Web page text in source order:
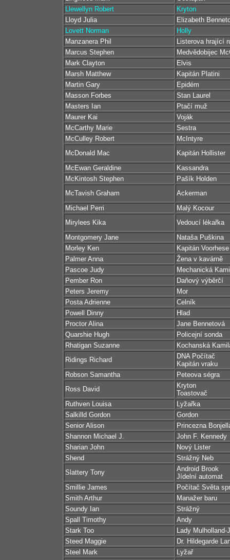
Llewellyn Robert
Kryton
Lloyd Julia
Elizabeth
Lovett Norman
Holly
Manzanera Phil
Listerova hrající
Marcus Stephen
Medvědobijec
Mark Clayton
Elvis
Marsh Matthew
Kapitán Platini
Martin Gary
Epidém
Masson Forbes
Stan Laurel
Masters Ian
Ptačí muž
Maurer Kai
Voják
McCarthy Marie
Sestra
McCulley Robert
McIntyre
McDonald Mac
Kapitán Hollister
McEwan Geraldine
Kassandra
McKintosh Stephen
Pašík Holden
McTavish Graham
Ackerman
Michael Perri
Malý Kocour
Mirylees Kika
Vedoucí lékařka
Montgomery Jane
Nataša Puškina
Morley Ken
Kapitán Voorhese
Palmer Anna
Žena v kavárně
Pascoe Judy
Mechanická
Pember Ron
Daňový výběrčí
Peters Jeremy
Mor
Posta Adrienne
Celník
Powell Dinny
Hlad
Proctor Alina
Jane Bennetová
Quarshie Hugh
Policejní sonda
Rhatigan Suzanne
Kochanská
Ridings Richard
DNA Počítač
Kapitán vraku
Robson Samantha
Peteova ségra
Ross David
Kryton
Toastovač
Ruthven Louisa
Lyžařka
Salkilld Gordon
Gordon
Senior Alison
Princezna
Shannon Michael J.
John F. Kennedy
Sharian John
Nový Lister
Shend
Strážný Neb
Slattery Tony
Android Brook
Jídelní automat
Smillie James
Počítač Světa
Smith Arthur
Manažer baru
Soundy Ian
Strážný
Spall Timothy
Andy
Stark Too
Lady Mulholland-
Steed Maggie
Dr. Hildegarde
Steel Mark
Lyžař